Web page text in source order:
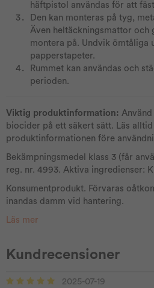
häftpistol användas för att
Den kan monteras på tyg,
Även heltäckningsmattor
montera på. Undvik ömtåliga
papperstapeter.
Rummet kan användas och
perioden.
Viktig produktinformation:
biocider på ett säkert sätt. Läs
produktinformationen före
Bekämpningsmedel klass 3 (får
reg. nr. 4993. Aktiva ingredienser:
Konsumentprodukt. Förvaras
inandas damm vid hantering.
Läs mer
Kundrecensioner
2025-07-19